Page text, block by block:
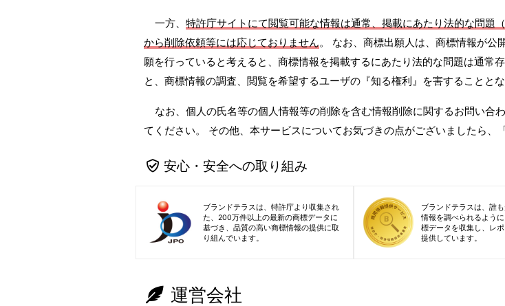
一方、 特許庁サイトにて閲覧可能な情報は通常、掲載にあたり法的な問題
から削除依頼等には応じておりません。 なお、商標出願人は、商標情報が公
願を行っていると考えると、商標情報を掲載するにあたり法的な問題は通常
と、商標情報の調査、閲覧を希望するユーザの『知る権利』を害することと
なお、個人の氏名等の個人情報等の削除を含む情報削除に関するお問い合
てください。 その他、本サービスについてお気づきの点がございましたら、
安心・安全への取り組み
ブランドテラスは、特許庁より収集され
た、200万件以上の最新の商標データに
基づき、品質の高い商標情報の提供に取
り組んでいます。
ブランドテラスは、誰
情報を調べられるよう
標データを収集し、レ
提供しています。
運営会社